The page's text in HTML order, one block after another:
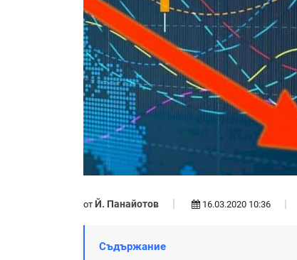
от Й. Панайотов 16.03.2020 10:36
Съдържание